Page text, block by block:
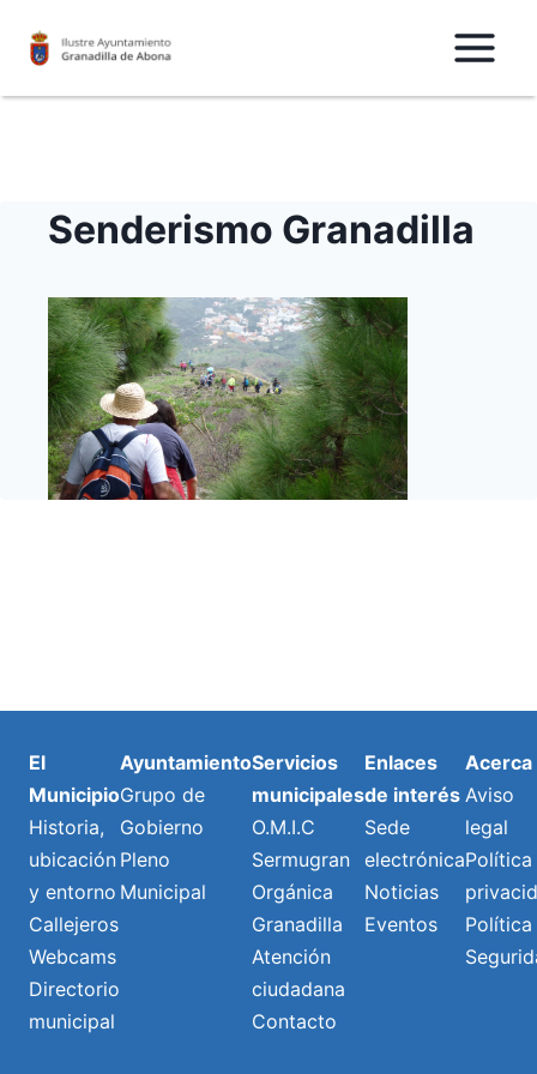
Senderismo Granadilla
El
Municipio
Historia,
ubicación
y entorno
Callejeros
Webcams
Directorio
municipal
Ayuntamiento
Grupo de
Gobierno
Pleno
Municipal
Servicios
municipales
O.M.I.C
Sermugran
Orgánica
Granadilla
Atención
ciudadana
Contacto
Enlaces
de interés
Sede
electrónica
Noticias
Eventos
Acerca
Aviso
legal
Política
Política